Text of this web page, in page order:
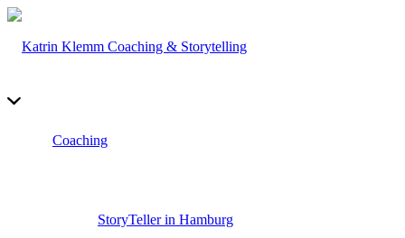
Coaching
StoryTeller in Hamburg